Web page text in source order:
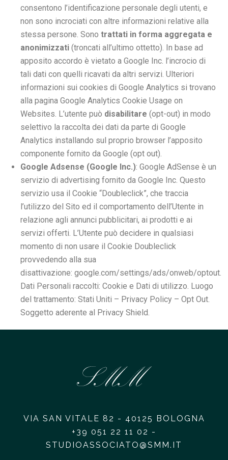
consentono l’identificazione personale degli utenti, e
non sono incrociati con altre informazioni relative alla
stessa persone. Sono trattati in forma aggregata e
anonimizzati (troncati all’ultimo ottetto). In base ad
apposito accordo è vietato a Google Inc. l’incrocio di
tali dati con quelli ricavati da altri servizi. Ulteriori
informazioni sui cookies di Google Analytics si trovano
alla pagina Google Analytics Cookie Usage on
Websites. L’utente può disabilitare (opt-out) in modo
selettivo la raccolta dei dati da parte di Google
Analytics installando sul proprio browser l’apposito
componente fornito da Google (opt out).
Google Adsense (Google Inc.): Google AdSense è un
servizio di advertising fornito da Google Inc. Questo
servizio usa il Cookie “Doubleclick”, che traccia
l’utilizzo del Sito ed il comportamento dell’Utente in
relazione agli annunci pubblicitari, ai prodotti e ai
servizi offerti. L’Utente può decidere in qualsiasi
momento di non usare il Cookie Doubleclick
provvedendo alla sua
disattivazione: google.com/settings/ads/onweb/optout.
Dati Personali raccolti: Cookie e Dati di utilizzo. Luogo
del trattamento: Stati Uniti – Privacy Policy – Opt Out.
Soggetto aderente al Privacy Shield.
VIA SAN VITALE 82 - 40125 BOLOGNA
+39 051 22 11 02 -
STUDIOASSOCIATO@SMM.IT